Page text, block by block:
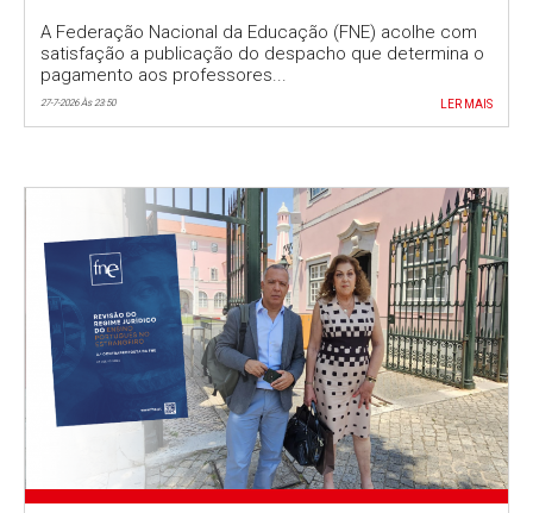
professor classificador
A Federação Nacional da Educação (FNE) acolhe com
satisfação a publicação do despacho que determina o
pagamento aos professores...
27-7-2026 Às 23:50 LER MAIS